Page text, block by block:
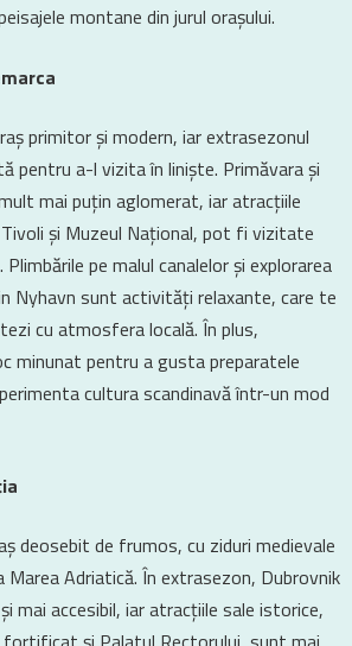
montane din jurul orașului.
primitor și modern, iar extrasezonul
pentru a-l vizita în liniște. Primăvara și
mai puțin aglomerat, iar atracțiile
și Muzeul Național, pot fi vizitate
pe malul canalelor și explorarea
Nyhavn sunt activități relaxante, care te
cu atmosfera locală. În plus,
minunat pentru a gusta preparatele
cultura scandinavă într-un mod
deosebit de frumos, cu ziduri medievale
Marea Adriatică. În extrasezon, Dubrovnik
mai accesibil, iar atracțiile sale istorice,